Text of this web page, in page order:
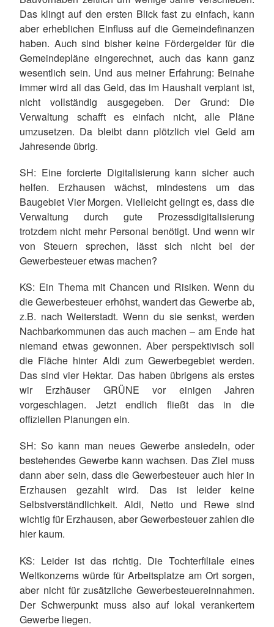
Das klingt auf den ersten Blick fast zu einfach, kann
aber erheblichen Einfluss auf die Gemeindefinanzen
haben. Auch sind bisher keine Fördergelder für die
Gemeindepläne eingerechnet, auch das kann ganz
wesentlich sein. Und aus meiner Erfahrung: Beinahe
immer wird all das Geld, das im Haushalt verplant ist,
nicht vollständig ausgegeben. Der Grund: Die
Verwaltung schafft es einfach nicht, alle Pläne
umzusetzen. Da bleibt dann plötzlich viel Geld am
Jahresende übrig.
SH: Eine forcierte Digitalisierung kann sicher auch
helfen. Erzhausen wächst, mindestens um das
Baugebiet Vier Morgen. Vielleicht gelingt es, dass die
Verwaltung durch gute Prozessdigitalisierung
trotzdem nicht mehr Personal benötigt. Und wenn wir
von Steuern sprechen, lässt sich nicht bei der
Gewerbesteuer etwas machen?
KS: Ein Thema mit Chancen und Risiken. Wenn du
die Gewerbesteuer erhöhst, wandert das Gewerbe ab,
z.B. nach Weiterstadt. Wenn du sie senkst, werden
Nachbarkommunen das auch machen – am Ende hat
niemand etwas gewonnen. Aber perspektivisch soll
die Fläche hinter Aldi zum Gewerbegebiet werden.
Das sind vier Hektar. Das haben übrigens als erstes
wir Erzhäuser GRÜNE vor einigen Jahren
vorgeschlagen. Jetzt endlich fließt das in die
offiziellen Planungen ein.
SH: So kann man neues Gewerbe ansiedeln, oder
bestehendes Gewerbe kann wachsen. Das Ziel muss
dann aber sein, dass die Gewerbesteuer auch hier in
Erzhausen gezahlt wird. Das ist leider keine
Selbstverständlichkeit. Aldi, Netto und Rewe sind
wichtig für Erzhausen, aber Gewerbesteuer zahlen die
hier kaum.
KS: Leider ist das richtig. Die Tochterfiliale eines
Weltkonzerns würde für Arbeitsplatze am Ort sorgen,
aber nicht für zusätzliche Gewerbesteuereinnahmen.
Der Schwerpunkt muss also auf lokal verankertem
Gewerbe liegen.